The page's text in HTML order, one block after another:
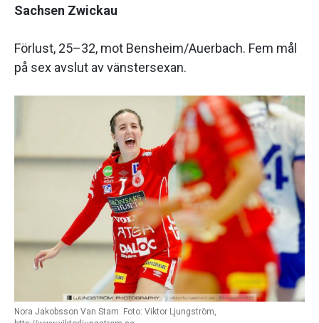
Sachsen Zwickau
Förlust, 25–32, mot Bensheim/Auerbach. Fem mål
på sex avslut av vänstersexan.
Nora Jakobsson Van Stam. Foto: Viktor Ljungström,